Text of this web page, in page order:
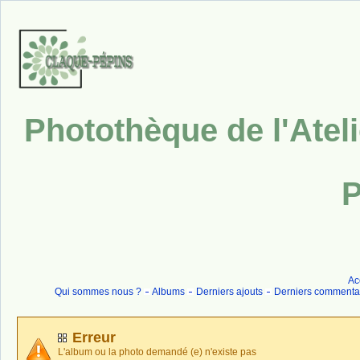
Photothèque de
Qui sommes nous ?
Albums Derniers ajouts Derniers
Erreur
L'album ou la photo demandé (e) n'existe pas